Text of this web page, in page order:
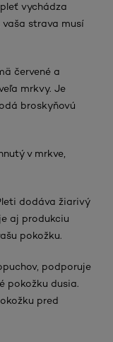
vychádza
strava musí
červené a
mrkvy. Je
broskyňovú
v mrkve,
dodáva žiarivý
aj produkciu
pokožku.
podporuje
pokožku dusia.
pred